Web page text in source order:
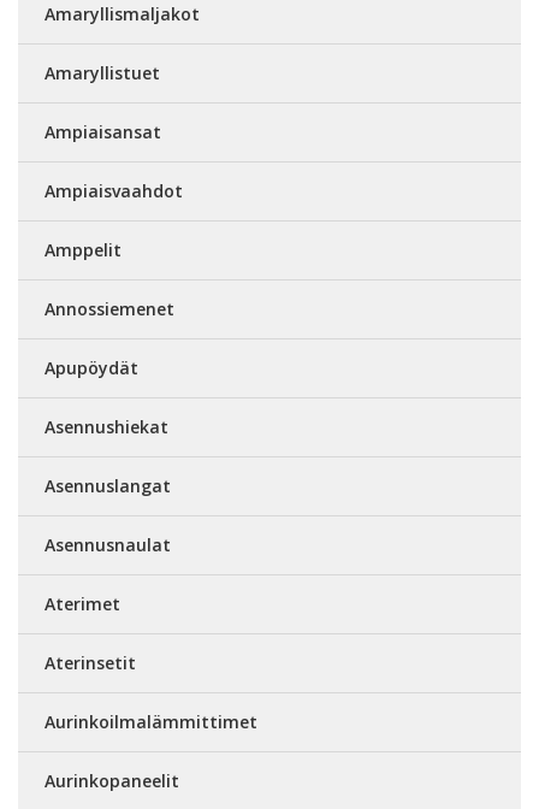
Amaryllismaljakot
Amaryllistuet
Ampiaisansat
Ampiaisvaahdot
Amppelit
Annossiemenet
Apupöydät
Asennushiekat
Asennuslangat
Asennusnaulat
Aterimet
Aterinsetit
Aurinkoilmalämmittimet
Aurinkopaneelit